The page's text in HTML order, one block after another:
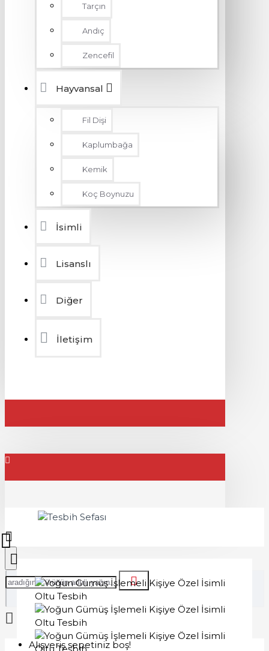
Tarçın
Andıç
Zencefil
Hayvansal
Fil Dişi
Kaplumbağa
Kemik
Koç Boynuzu
İsimli
Lisanslı
Diğer
İletişim
Alışveriş sepetiniz boş!